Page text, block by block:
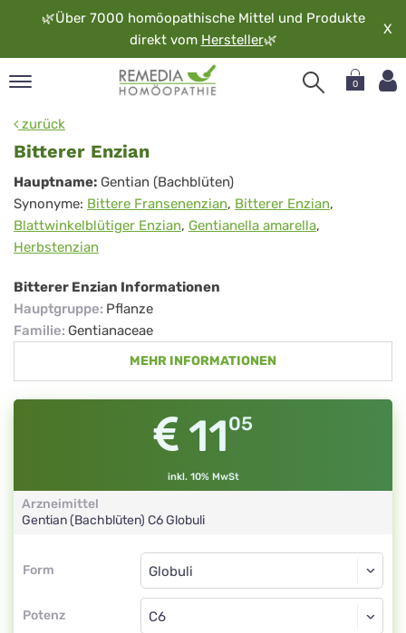
🌿Über 7000 homöopathische Mittel und Produkte
direkt vom Hersteller🌿
X
0
zurück
Bitterer Enzian
Bitterer
Enzian
Hauptname: Gentian (Bachblüten)
Synonyme: Bittere Fransenenzian, Bitterer Enzian,
Blattwinkelblütiger Enzian, Gentianella amarella,
Herbstenzian
Bitterer Enzian Informationen
Hauptgruppe: Pflanze
Familie: Gentianaceae
MEHR INFORMATIONEN
1105
inkl. 10% MwSt
Arzneimittel
Gentian (Bachblüten) C6Globuli
Form
Form
Potenz
Globuli
C6